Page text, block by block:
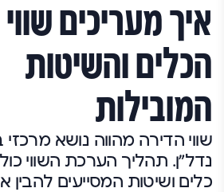
איך מעריכים
הכלים והשיטות
המובילות
שווי הדירה מהווה נושא
נדל"ן. תהליך הערכת השווי
כלים ושיטות המסייעים